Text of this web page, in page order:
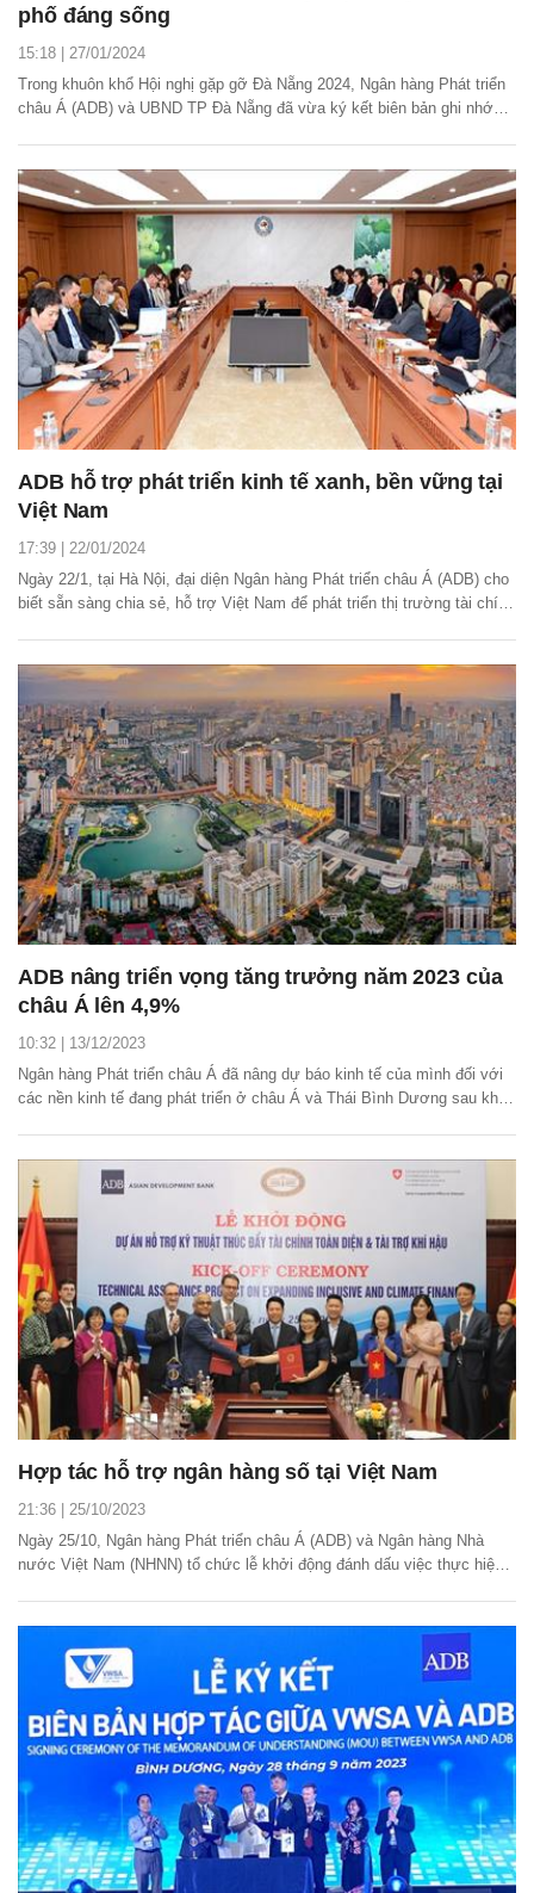
phố đáng sống
15:18 | 27/01/2024
Trong khuôn khổ Hội nghị gặp gỡ Đà Nẵng 2024, Ngân hàng Phát triển
châu Á (ADB) và UBND TP Đà Nẵng đã vừa ký kết biên bản ghi nhớ
ADB hỗ trợ phát triển kinh tế xanh, bền vững tại
Việt Nam
17:39 | 22/01/2024
Ngày 22/1, tại Hà Nội, đại diện Ngân hàng Phát triển châu Á (ADB) cho
biết sẵn sàng chia sẻ, hỗ trợ Việt Nam để phát triển thị trường tài chính
ADB nâng triển vọng tăng trưởng năm 2023 của
châu Á lên 4,9%
10:32 | 13/12/2023
Ngân hàng Phát triển châu Á đã nâng dự báo kinh tế của mình đối với
các nền kinh tế đang phát triển ở châu Á và Thái Bình Dương sau khi
Hợp tác hỗ trợ ngân hàng số tại Việt Nam
21:36 | 25/10/2023
Ngày 25/10, Ngân hàng Phát triển châu Á (ADB) và Ngân hàng Nhà
nước Việt Nam (NHNN) tổ chức lễ khởi động đánh dấu việc thực hiện